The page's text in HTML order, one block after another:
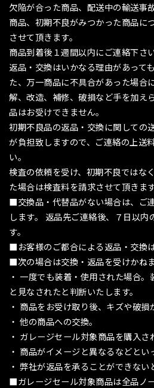
欠陥が合った商品、配送中の輸送事
商品、初期不良がみつかった商品に
させて頂きます。
商品到着後１週間以内にご連絡下さ
返品・交換はいかなる理由があって
た、万一商品に不具合があった場合
解、改造、補修、破損など手を加え
品はお受けできません。
初期不良品の返品・交換に関しての
が負担致しますので、ご連絡の上送
い。
検査の依頼を受け、初期不良ではな
た場合は検査料を請求させて頂きます
■交換品・代替品がない場合は、ご
します。 返品先ご連絡後、７日以内
す。
■お客様のご都合による返品・交換
■次の場合は交換・返品を受けかね
・ 一度でも装着・使用された場合
と見なされたと判断いたします。
・ 商品をお受け取り後、キズや破損
・ 他の商品への交換。
・ ガレージセール対象商品を購入さ
・ 商品がイメージと異なるなどとい
・ 弊社が返品を承ることができない
■ガレージセール対象商品は全品ノ